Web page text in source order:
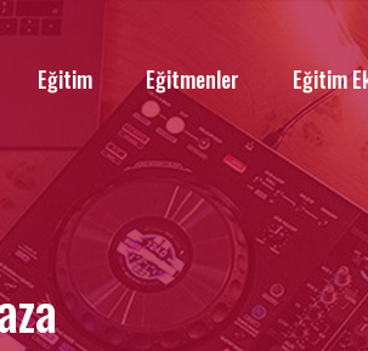
Eğitim Eğitmenler Eğitim